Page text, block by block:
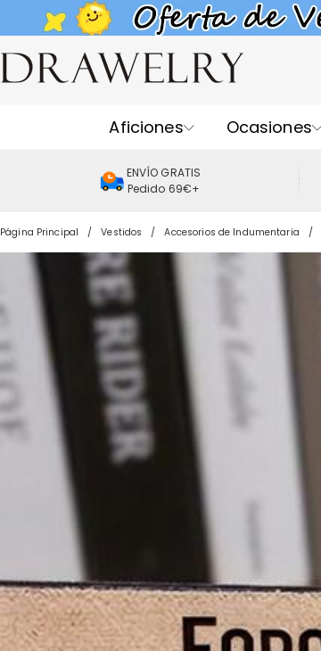
Aficiones Ocasiones
ENVÍO GRATIS
Pedido 69€+
Página Principal Vestidos Accesorios de Indumentaria